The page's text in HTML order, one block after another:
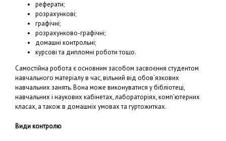
реферати;
розрахункові;
графічні;
розрахунково-графічні;
домашні контрольні;
курсові та дипломні роботи тощо.
Самостійна робота є основним засобом засвоєння студентом
навчального матеріалу в час, вільний від обов’язкових
навчальних занять. Вона може виконуватися у бібліотеці,
навчальних і наукових кабінетах, лабораторіях, комп’ютерних
класах, а також в домашніх умовах та гуртожитках.
Види контролю